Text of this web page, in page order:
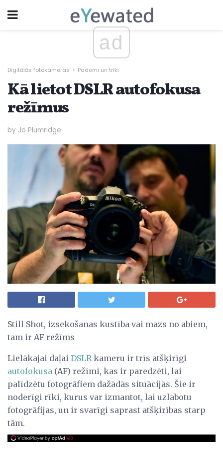
ad
Digitālās fotokameras Padomi un triki
Kā lietot DSLR autofokusa
režīmus
by Jo Plumridge
Still Shot, izsekošanas kustība vai mazs no abiem,
tam ir AF režīms
Lielākajai daļai DSLR kameru ir trīs atšķirīgi
autofokusa (AF) režīmi, kas ir paredzēti, lai
palīdzētu fotogrāfiem dažādās situācijās. Šie ir
noderīgi rīki, kurus var izmantot, lai uzlabotu
fotogrāfijas, un ir svarīgi saprast atšķirības starp
tām.